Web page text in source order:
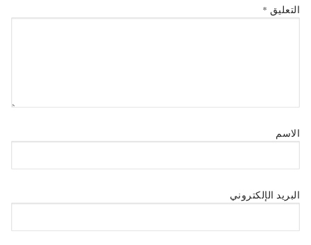
التعليق *
الاسم
البريد الإلكتروني